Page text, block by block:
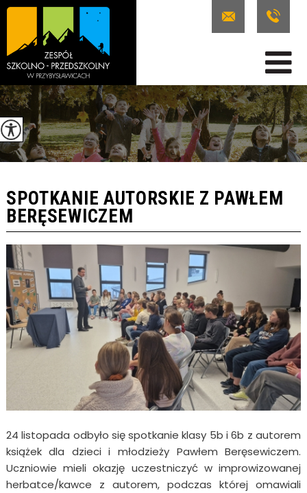
SPOTKANIE AUTORSKIE Z PAWŁEM
BERĘSEWICZEM
24 listopada odbyło się spotkanie klasy 5b i 6b z autorem
książek dla dzieci i młodzieży Pawłem Beręsewiczem.
Uczniowie mieli okazję uczestniczyć w improwizowanej
herbatce/kawce z autorem, podczas której omawiali